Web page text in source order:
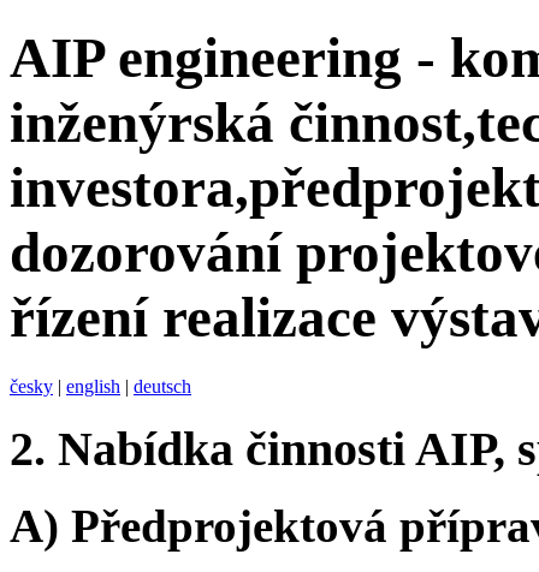
AIP engineering -
inženýrská
dozorování
řízení realizace
česky | english | deutsch
2. Nabídka činnosti AIP,
A) Předprojektová